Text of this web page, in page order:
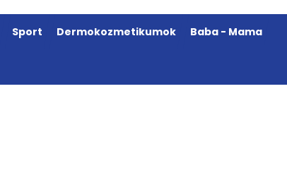
Sport Dermokozmetikumok Baba - Mama